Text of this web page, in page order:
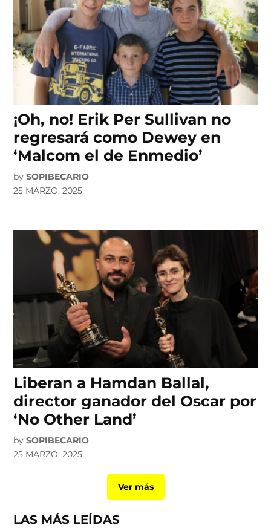
¡Oh, no! Erik Per Sullivan no
regresará como Dewey en
‘Malcom el de Enmedio’
by SOPIBECARIO
25 MARZO, 2025
Liberan a Hamdan Ballal,
director ganador del Oscar por
‘No Other Land’
by SOPIBECARIO
25 MARZO, 2025
Ver más
LAS MÁS LEÍDAS